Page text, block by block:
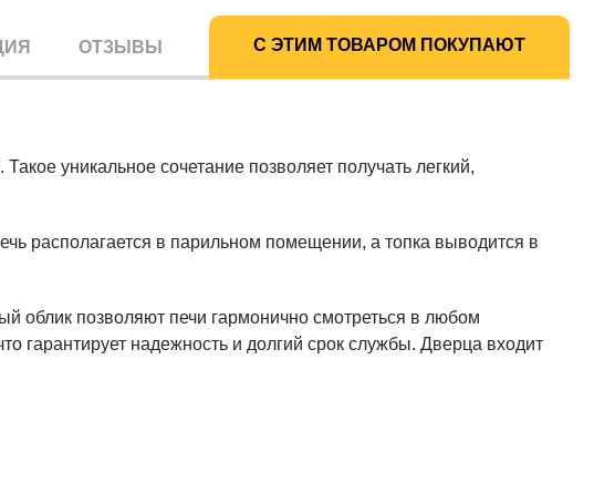
ОТЗЫВЫ С ЭТИМ ТОВАРОМ ПОКУПАЮТ
уникальное сочетание позволяет получать легкий,
располагается в парильном помещении, а топка выводится в
облик позволяют печи гармонично смотреться в любом
гарантирует надежность и долгий срок службы. Дверца входит